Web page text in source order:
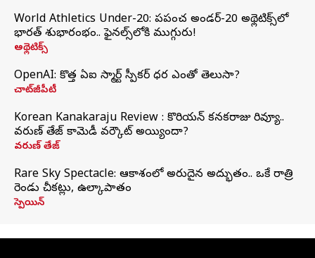
World Athletics Under-20: ప్రపంచ అండర్-20 అథ్లెటిక్స్‌లో
భారత్‌ శుభారంభం.. ఫైనల్స్‌లోకి ముగ్గురు!
అథ్లెటిక్స్
OpenAI: కొత్త ఏఐ స్మార్ట్ స్పీకర్ ధర ఎంతో తెలుసా?
చాట్‌జీపీటీ
Korean Kanakaraju Review : కొరియన్ కనకరాజు రివ్యూ..
వరుణ్ తేజ్ కామెడీ వర్కౌట్ అయ్యిందా?
వరుణ్ తేజ్
Rare Sky Spectacle: ఆకాశంలో అరుదైన అద్భుతం.. ఒకే రాత్రి
రెండు చీకట్లు, ఉల్కాపాతం
స్పెయిన్